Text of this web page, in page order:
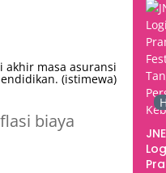
akhir masa asuransi
(istimewa)
biaya